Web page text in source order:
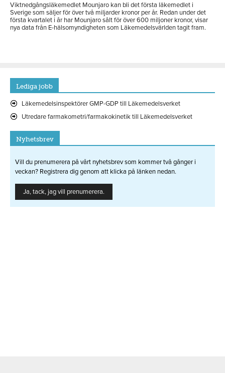
Viktnedgångsläkemedlet Mounjaro kan bli det första läkemedlet i
Sverige som säljer för över två miljarder kronor per år. Redan under det
första kvartalet i år har Mounjaro sålt för över 600 miljoner kronor, visar
nya data från E-hälsomyndigheten som Läkemedelsvärlden tagit fram.
Lediga jobb
Läkemedelsinspektörer GMP-GDP till Läkemedelsverket
Utredare farmakometri/farmakokinetik till Läkemedelsverket
Nyhetsbrev
Vill du prenumerera på vårt nyhetsbrev som kommer två gånger i
veckan? Registrera dig genom att klicka på länken nedan.
Ja, tack, jag vill prenumerera.